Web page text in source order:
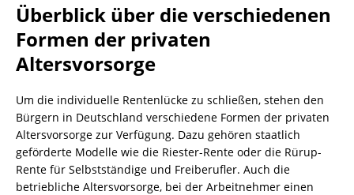
Überblick über die verschiedenen
Formen der privaten
Altersvorsorge
Um die individuelle Rentenlücke zu schließen, stehen den
Bürgern in Deutschland verschiedene Formen der privaten
Altersvorsorge zur Verfügung. Dazu gehören staatlich
geförderte Modelle wie die Riester-Rente oder die Rürup-
Rente für Selbstständige und Freiberufler. Auch die
betriebliche Altersvorsorge, bei der Arbeitnehmer einen